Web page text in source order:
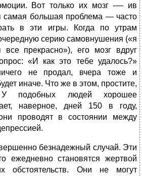
Вот только их мозг -— ив
самая большая проблема — часто
в эти игры. Когда по утрам
серию самовнушения («я
прекрасно»), его мозг вдруг
«И как это тебе удалось?»
не продал, вчера тоже и
иначе. Что же в этом, простите,
У подобных людей хорошее
наверное, дней 150 в году,
проводят в состоянии между
безнадежный случай. Эти
ежедневно становятся жертвой
обстоятельств. Они не могут